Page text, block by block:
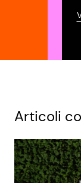
Articoli